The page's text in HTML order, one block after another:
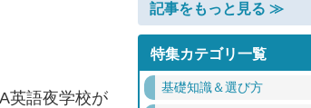
英語夜学校が
記事をもっと見る ≫
特集カテゴリ一覧
基礎知識＆選び方